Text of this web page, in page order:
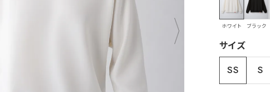
ホワイト ブラック
サイズ
SS S